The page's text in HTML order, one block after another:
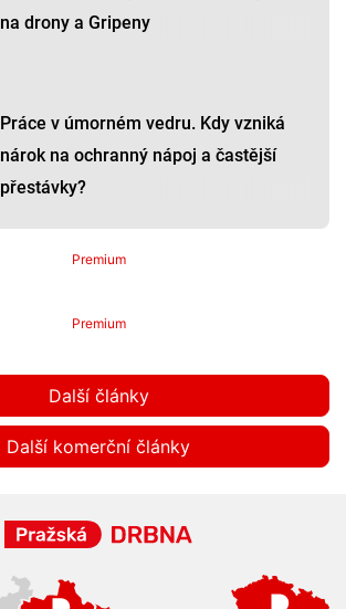
na drony a Gripeny
Práce v úmorném vedru. Kdy vzniká
nárok na ochranný nápoj a častější
přestávky?
Premium
Premium
Další články
Další komerční články